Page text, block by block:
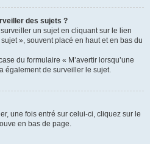
des sujets ?
un sujet en cliquant sur le lien
», souvent placé en haut et en bas du
du formulaire « M’avertir lorsqu’une
également de surveiller le sujet.
une fois entré sur celui-ci, cliquez sur le
en bas de page.